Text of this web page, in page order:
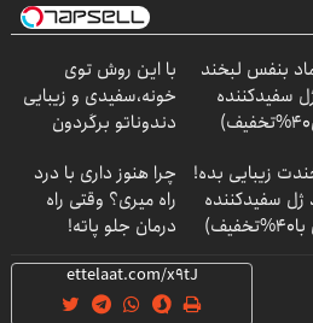
بنفس لبخند
سفیدکننده
با این روش توی
خونه،سفیدی و زیبایی
دندوناتو برگردون
زیبایی بده!
ژل سفیدکننده
چرا هنوز داری با درد
راه میری؟ وقتی راه
درمان جلو پاته!